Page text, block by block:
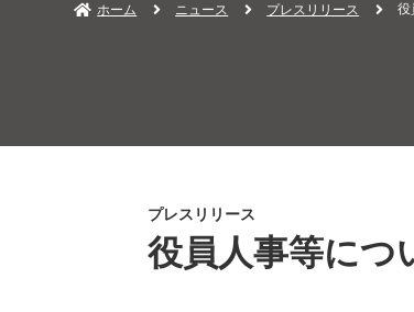
ホーム ニュース プレスリリース 役
プレスリリース
役員人事等につ